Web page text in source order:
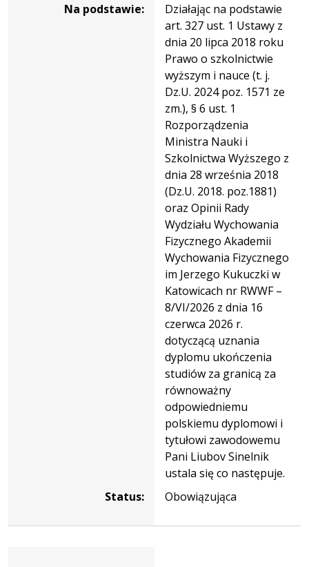
Na podstawie:
Działając na podstawie
art. 327 ust. 1 Ustawy z
dnia 20 lipca 2018 roku
Prawo o szkolnictwie
wyższym i nauce (t. j.
Dz.U. 2024 poz. 1571 ze
zm.), § 6 ust. 1
Rozporządzenia
Ministra Nauki i
Szkolnictwa Wyższego z
dnia 28 września 2018
(Dz.U. 2018. poz.1881)
oraz Opinii Rady
Wydziału Wychowania
Fizycznego Akademii
Wychowania Fizycznego
im Jerzego Kukuczki w
Katowicach nr RWWF –
8/VI/2026 z dnia 16
czerwca 2026 r.
dotyczącą uznania
dyplomu ukończenia
studiów za granicą za
równoważny
odpowiedniemu
polskiemu dyplomowi i
tytułowi zawodowemu
Pani Liubov Sinelnik
ustala się co następuje.
Status:
Obowiązująca